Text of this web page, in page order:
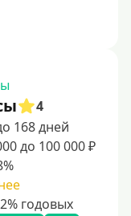
4
168 дней
до 100 000 ₽